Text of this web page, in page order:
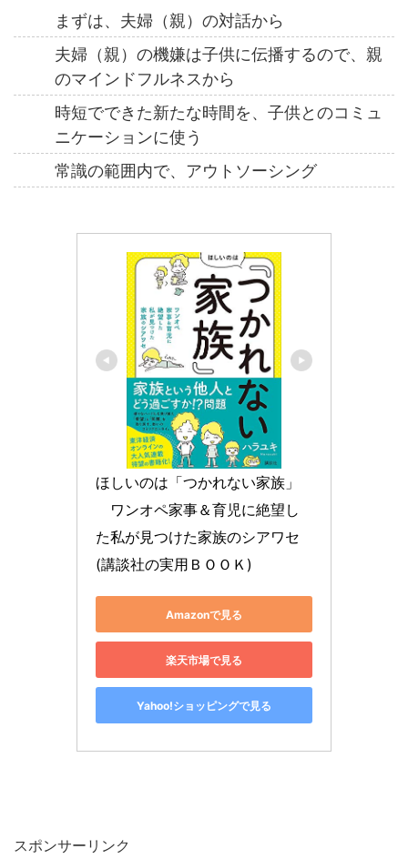
まずは、夫婦（親）の対話から
夫婦（親）の機嫌は子供に伝播するので、親
のマインドフルネスから
時短でできた新たな時間を、子供とのコミュ
ニケーションに使う
常識の範囲内で、アウトソーシング
ほしいのは「つかれない家族」
ワンオペ家事＆育児に絶望し
た私が見つけた家族のシアワセ
(講談社の実用ＢＯＯＫ)
Amazonで見る
楽天市場で見る
Yahoo!ショッピングで見る
スポンサーリンク